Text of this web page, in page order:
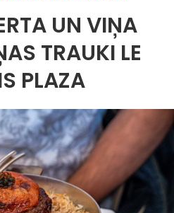
UN VIŅA
TRAUKI LE
PLAZA